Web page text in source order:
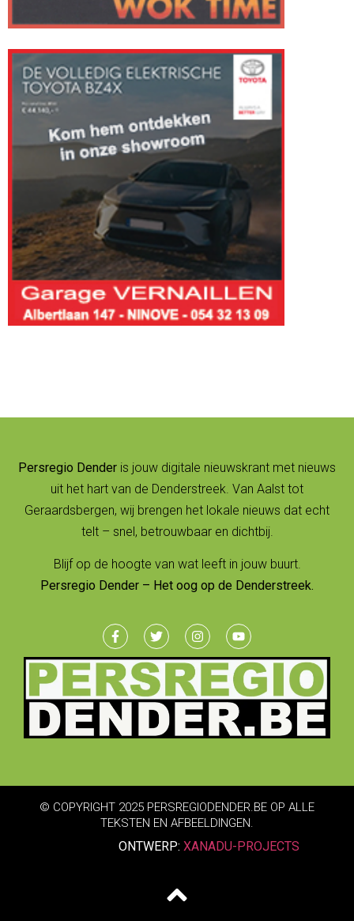
Persregio Dender is jouw digitale nieuwskrant met nieuws
uit het hart van de Denderstreek. Van Aalst tot
Geraardsbergen, wij brengen het lokale nieuws dat echt
telt – snel, betrouwbaar en dichtbij.
Blijf op de hoogte van wat leeft in jouw buurt.
Persregio Dender – Het oog op de Denderstreek.
© COPYRIGHT 2025 PERSREGIODENDER.BE OP ALLE
TEKSTEN EN AFBEELDINGEN.
ONTWERP: XANADU-PROJECTS